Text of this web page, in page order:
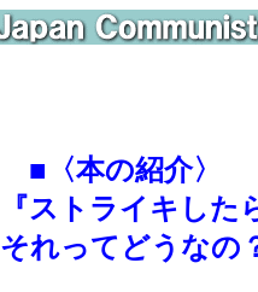
■ 〈本の紹介〉
『ストライキし
それってどうなの